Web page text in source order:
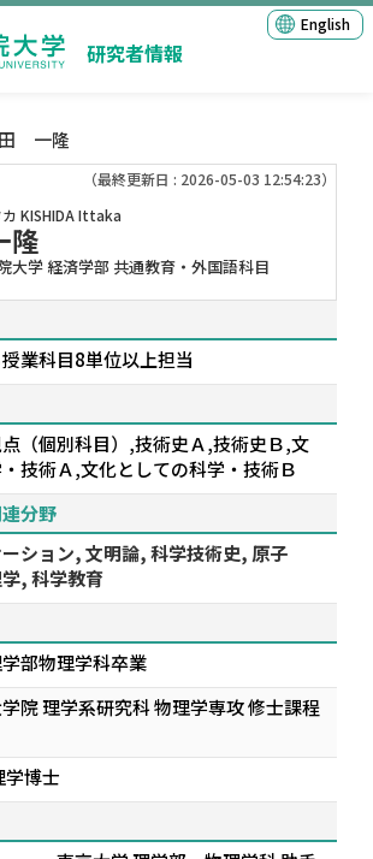
研究者情報
English
一隆
（最終更新日 : 2026-05-03 12:54:23）
KISHIDA Ittaka
大学 経済学部 共通教育・外国語科目
業科目8単位以上担当
（個別科目）,技術史Ａ,技術史Ｂ,文
技術Ａ,文化としての科学・技術Ｂ
分野
ション, 文明論, 科学技術史, 原子
, 科学教育
部物理学科卒業
院 理学系研究科 物理学専攻 修士課程
学博士